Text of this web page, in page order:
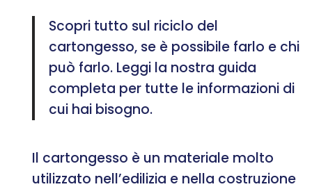
Scopri tutto sul riciclo del
cartongesso, se è possibile farlo e chi
può farlo. Leggi la nostra guida
completa per tutte le informazioni di
cui hai bisogno.
Il cartongesso è un materiale molto
utilizzato nell’edilizia e nella costruzione